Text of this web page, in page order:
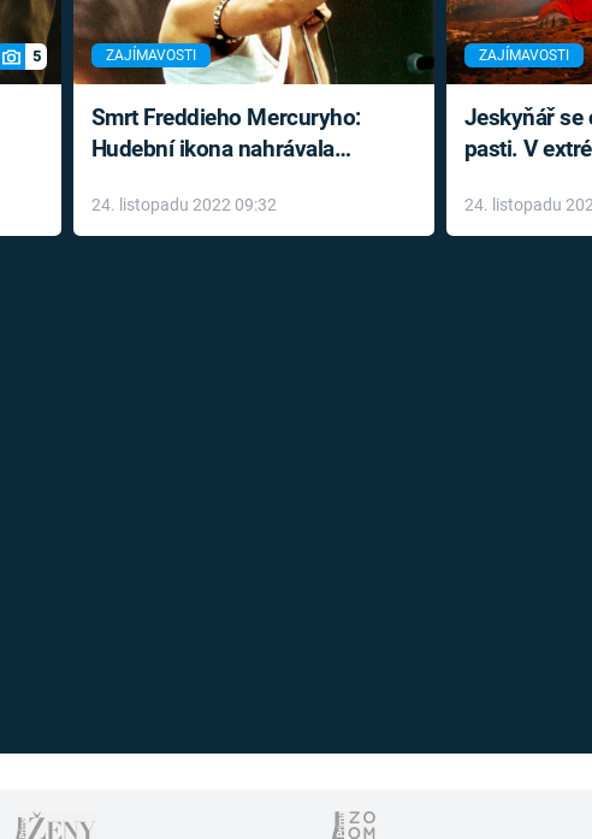
5 ZAJÍMAVOSTI
Smrt Freddieho Mercuryho:
Hudební ikona nahrávala
léky
24. listopadu 2022 09:32
ZAJÍMAVOSTI
Jeskyňář se
pasti. V
24. listopadu